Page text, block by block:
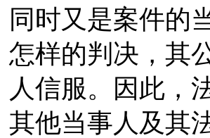
同时又是案件的
怎样的判决，其
人信服。因此，
其他当事人及其